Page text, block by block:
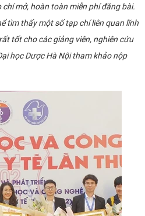
mở, hoàn toàn miễn phí đăng bài.
tìm thấy một số tạp chí liên quan lĩnh
tốt cho các giảng viên, nghiên cứu
học Dược Hà Nội tham khảo nộp